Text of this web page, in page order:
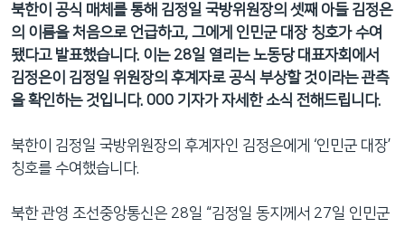
으
로
이
동
검
으
로
등
북한이 공식 매체를 통해 김정일 국방위원장의 셋째 아들 김정은
의 이름을 처음으로 언급하고, 그에게 인민군 대장 칭호가 수여
됐다고 발표했습니다. 이는 28일 열리는 노동당 대표자회에서
김정은이 김정일 위원장의 후계자로 공식 부상할 것이라는 관측
을 확인하는 것입니다. 000 기자가 자세한 소식 전해드립니다.
북한이 김정일 국방위원장의 후계자인 김정은에게 ‘인민군 대장’
칭호를 수여했습니다.
북한 관영 조선중앙통신은 28일 “김정일 동지께서 27일 인민군